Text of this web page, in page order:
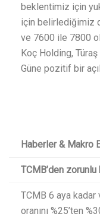
beklentimiz için
için belirlediğimiz
ve 7600 ile 7800
Koç Holding,
Güne pozitif bir
Haberler & Makro
TCMB’den zorunlu
TCMB 6 aya kadar
oranını %25’ten